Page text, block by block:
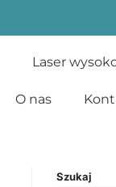
Laser
O nas
Szukaj